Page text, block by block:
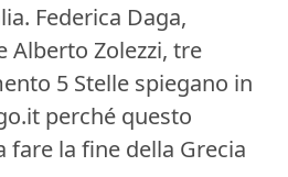
Federica Daga,
Alberto Zolezzi, tre
5 Stelle spiegano in
perché questo
fare la fine della Grecia